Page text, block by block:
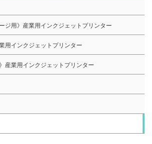
ジ用》産業用インクジェットプリンター
用インクジェットプリンター
産業用インクジェットプリンター